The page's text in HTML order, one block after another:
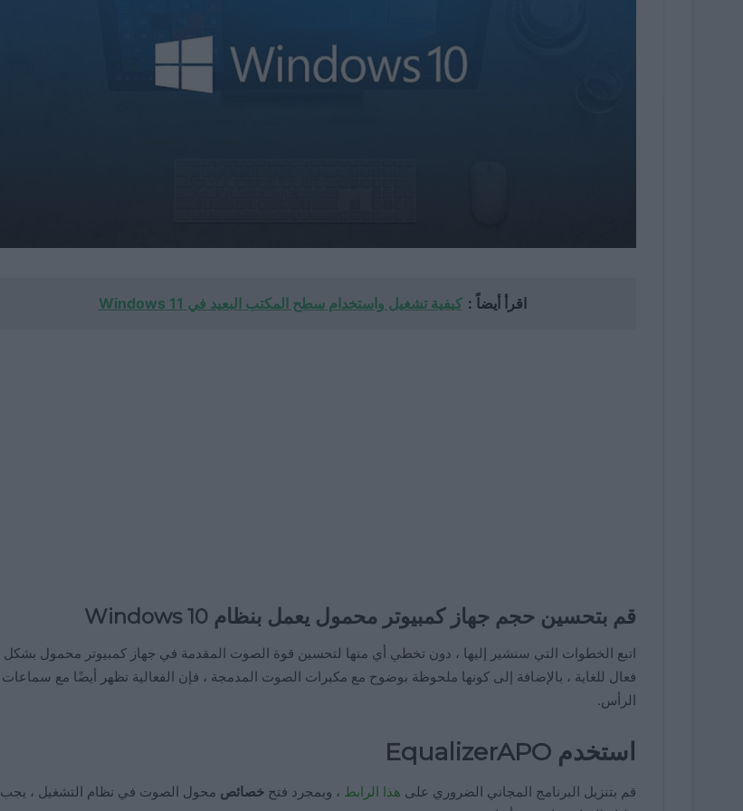
اقرأ أيضاً : كيفية تشغيل واستخدام سطح المكتب البعيد في Windows 11
قم بتحسين حجم جهاز كمبيوتر محمول يعمل بنظام Windows 10
اتبع الخطوات التي سنشير إليها ، دون تخطي أي منها لتحسين قوة الصوت المقدمة في جهاز كمبيوتر محمول بشكل
فعال للغاية ، بالإضافة إلى كونها ملحوظة بوضوح مع مكبرات الصوت المدمجة ، فإن الفعالية تظهر أيضًا مع سماعات
الرأس.
استخدم EqualizerAPO
قم بتنزيل البرنامج المجاني الضروري على هذا الرابط ، وبمجرد فتح خصائص محول الصوت في نظام التشغيل ، يجب